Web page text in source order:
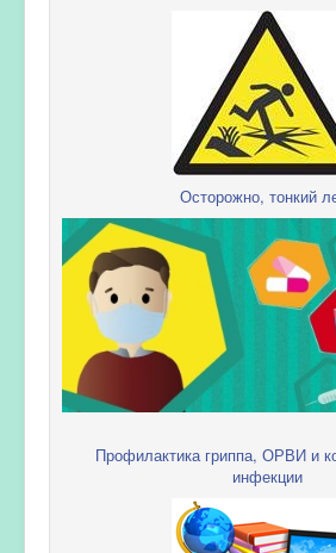
Осторожно, тонкий
Профилактика гриппа, ОРВИ и
инфекции